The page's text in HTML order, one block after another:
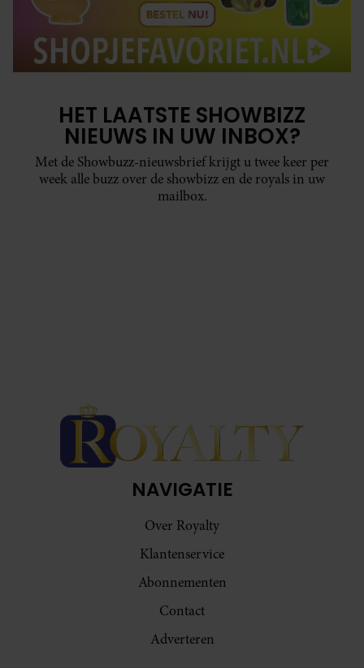
HET LAATSTE SHOWBIZZ
NIEUWS IN UW INBOX?
Met de Showbuzz-nieuwsbrief krijgt u twee keer per
week alle buzz over de showbizz en de royals in uw
mailbox.
NAVIGATIE
Over Royalty
Klantenservice
Abonnementen
Contact
Adverteren